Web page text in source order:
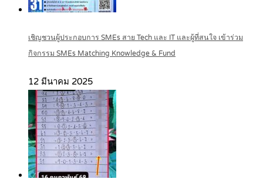
เชิญชวนผู้ประกอบการ SMEs สาย Tech และ IT และผู้ที่สนใจ เข้าร่วม
กิจกรรม SMEs Matching Knowledge & Fund
12 มีนาคม 2025